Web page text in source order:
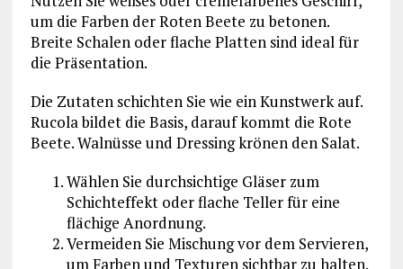
um die Farben der Roten Beete zu betonen.
Breite Schalen oder flache Platten sind ideal für
die Präsentation.
Die Zutaten schichten Sie wie ein Kunstwerk auf.
Rucola bildet die Basis, darauf kommt die Rote
Beete. Walnüsse und Dressing krönen den Salat.
Wählen Sie durchsichtige Gläser zum
Schichteffekt oder flache Teller für eine
flächige Anordnung.
Vermeiden Sie Mischung vor dem Servieren,
um Farben und Texturen sichtbar zu halten.